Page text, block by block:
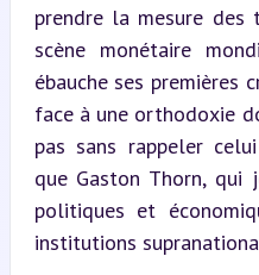
prendre la mesure des
scène monétaire
ébauche ses premières
face à une orthodoxie
pas sans rappeler
que Gaston Thorn,
politiques et
institutions